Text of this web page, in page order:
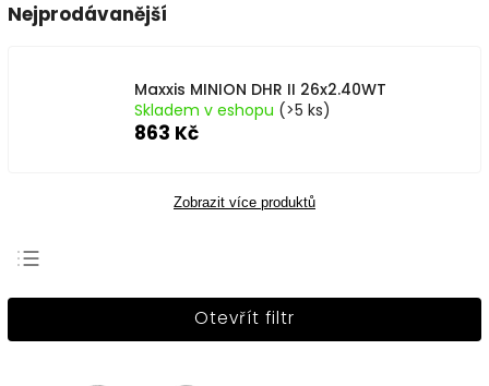
Nejprodávanější
Maxxis MINION DHR II 26x2.40WT
Skladem v eshopu (>5 ks)
863 Kč
Zobrazit více produktů
Nejprodávanější
Otevřít filtr